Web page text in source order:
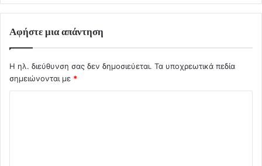
Αφήστε μια απάντηση
Η ηλ. διεύθυνση σας δεν δημοσιεύεται. Τα υποχρεωτικά πεδία
σημειώνονται με *